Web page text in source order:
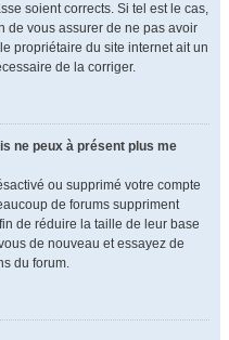
soient corrects. Si tel est le cas,
de vous assurer de ne pas avoir
propriétaire du site internet ait un
de la corriger.
ne peux à présent plus me
ou supprimé votre compte
de forums suppriment
de réduire la taille de leur base
de nouveau et essayez de
du forum.